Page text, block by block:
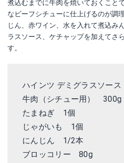
煮込むまでに牛肉を焼いておくこと
なビーフシチューに仕上げるのが調
じん、赤ワイン、水を入れて煮込み
ラスソース、ケチャップを加えてさ
す。
ハインツ デミグラスソー
牛肉（シチュー用） 300g
たまねぎ 1個
じゃがいも 1個
にんじん 1/2本
ブロッコリー 80g